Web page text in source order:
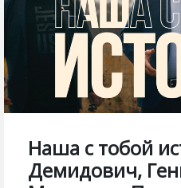
Наша с тобой
Демидович,